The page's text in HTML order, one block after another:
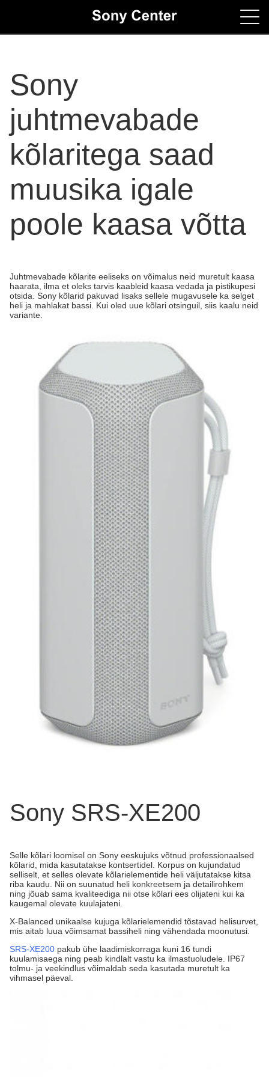
Contacts
Sony
juhtmevabade
kõlaritega saad
muusika igale
poole kaasa võtta
Juhtmevabade kõlarite eeliseks on võimalus neid muretult kaasa
haarata, ilma et oleks tarvis kaableid kaasa vedada ja pistikupesi
otsida. Sony kõlarid pakuvad lisaks sellele mugavusele ka selget
heli ja mahlakat bassi. Kui oled uue kõlari otsinguil, siis kaalu neid
variante.
Sony SRS-XE200
Selle kõlari loomisel on Sony eeskujuks võtnud professionaalsed
kõlarid, mida kasutatakse kontsertidel. Korpus on kujundatud
selliselt, et selles olevate kõlarielementide heli väljutatakse kitsa
riba kaudu. Nii on suunatud heli konkreetsem ja detailirohkem
ning jõuab sama kvaliteediga nii otse kõlari ees olijateni kui ka
kaugemal olevate kuulajateni.
X-Balanced unikaalse kujuga kõlarielemendid tõstavad helisurvet,
mis aitab luua võimsamat bassiheli ning vähendada moonutusi.
SRS-XE200 pakub ühe laadimiskorraga kuni 16 tundi
kuulamisaega ning peab kindlalt vastu ka ilmastuoludele. IP67
tolmu- ja veekindlus võimaldab seda kasutada muretult ka
vihmasel päeval.